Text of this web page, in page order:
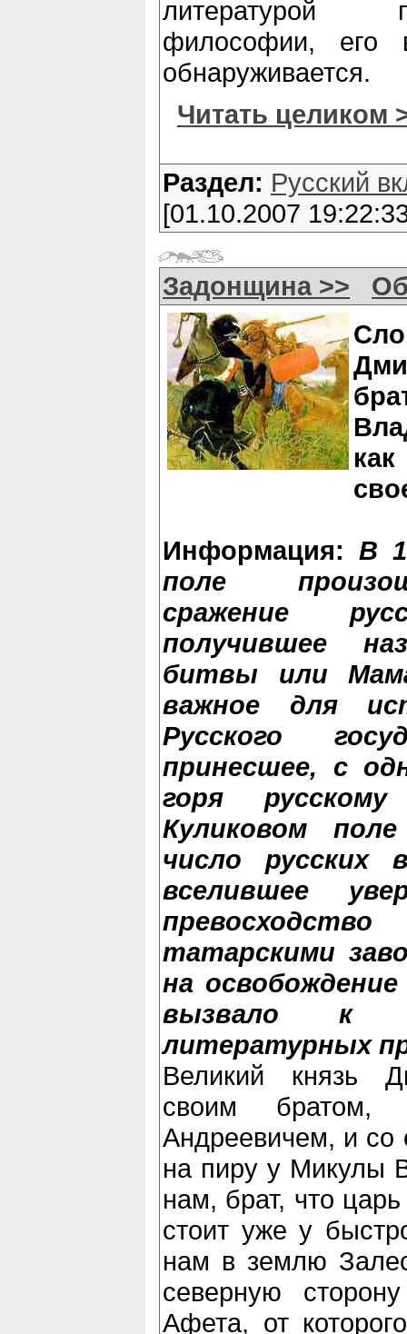
литературой
философии, его
обнаруживается.
Читать целиком
Раздел: Русский
[01.10.2007
Задонщина >>
Информация: В
поле
сражение
получившее
битвы или
важное для
Русского
принесшее, с
горя
Куликовом
число русских
вселившее
татарскими
на
вызвало к
литературных
Великий князь
своим братом,
Андреевичем, и
на пиру у Микулы
нам, брат, что
стоит уже у
нам в землю
северную
Афета, от